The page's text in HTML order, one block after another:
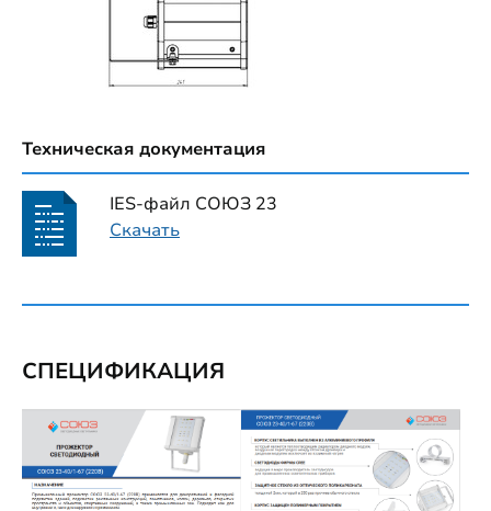
Техническая документация
IES-файл СОЮЗ 23
Скачать
СПЕЦИФИКАЦИЯ